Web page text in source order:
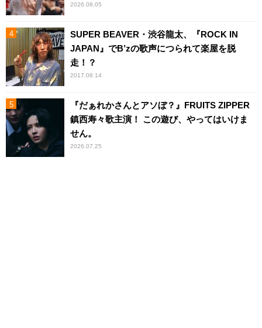
2026.08.05
SUPER BEAVER・渋谷龍太、『ROCK IN
JAPAN』でB’zの歌声につられて楽屋を脱
走！？
2017.08.14
『だぁれかさんとアソぼ？』FRUITS ZIPPER
鎮西寿々歌主演！ この遊び、やってはいけま
せん。
2026.07.25